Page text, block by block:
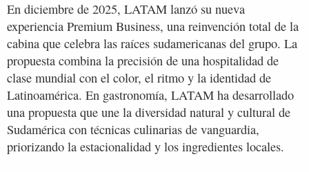
En diciembre de 2025, LATAM lanzó su nueva
experiencia Premium Business, una reinvención total de la
cabina que celebra las raíces sudamericanas del grupo. La
propuesta combina la precisión de una hospitalidad de
clase mundial con el color, el ritmo y la identidad de
Latinoamérica. En gastronomía, LATAM ha desarrollado
una propuesta que une la diversidad natural y cultural de
Sudamérica con técnicas culinarias de vanguardia,
priorizando la estacionalidad y los ingredientes locales.